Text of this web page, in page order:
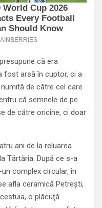
că era
fost arsă în cuptor, ci a
de către cel care
că semnele de pe
de către oricine, ci doar
ani de la reluarea
Tărtăria. După ce s-a
complex circular, în
afla ceramică Petreşti,
o plăcuţă